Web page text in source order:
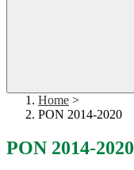
Home >
PON 2014-2020
PON 2014-2020